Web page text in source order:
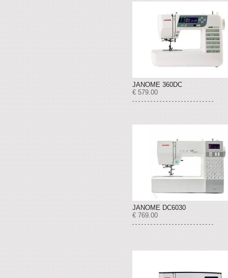
JANOME 360DC
€ 579.00
JANOME DC6030
€ 769.00